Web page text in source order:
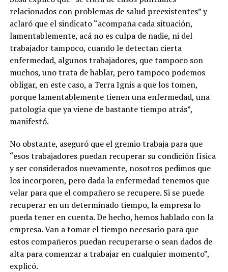
relacionados con problemas de salud preexistentes” y
aclaró que el sindicato “acompaña cada situación,
lamentablemente, acá no es culpa de nadie, ni del
trabajador tampoco, cuando le detectan cierta
enfermedad, algunos trabajadores, que tampoco son
muchos, uno trata de hablar, pero tampoco podemos
obligar, en este caso, a Terra Ignis a que los tomen,
porque lamentablemente tienen una enfermedad, una
patología que ya viene de bastante tiempo atrás”,
manifestó.
No obstante, aseguró que el gremio trabaja para que
“esos trabajadores puedan recuperar su condición física
y ser considerados nuevamente, nosotros pedimos que
los incorporen, pero dada la enfermedad tenemos que
velar para que el compañero se recupere. Si se puede
recuperar en un determinado tiempo, la empresa lo
pueda tener en cuenta. De hecho, hemos hablado con la
empresa. Van a tomar el tiempo necesario para que
estos compañeros puedan recuperarse o sean dados de
alta para comenzar a trabajar en cualquier momento”,
explicó.